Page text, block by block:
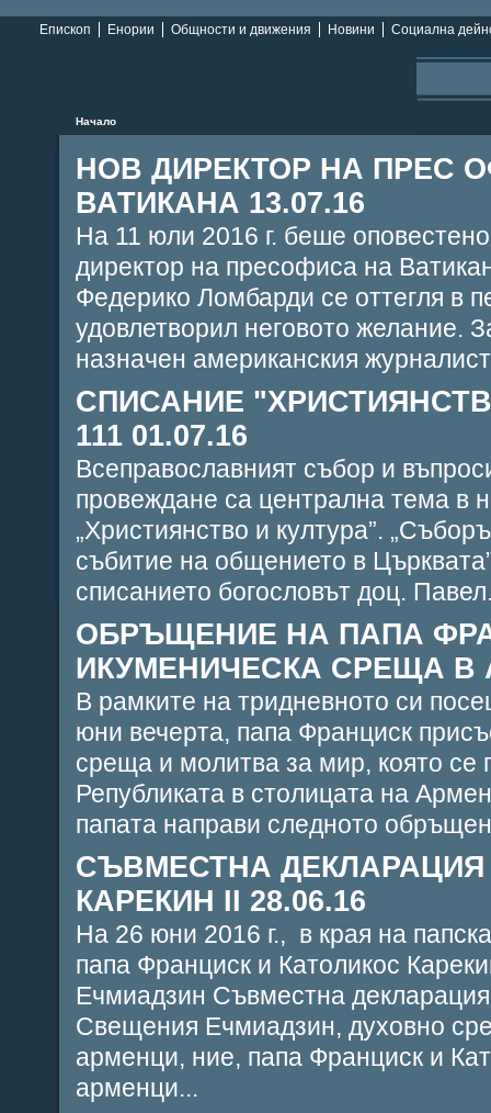
Епископ Енории Общности и движения Новини Социална
Начало
НОВ ДИРЕКТОР НА ПРЕС
ВАТИКАНА 13.07.16
На 11 юли 2016 г. беше
директор на пресофиса на
Федерико Ломбарди се оттегля в
удовлетворил неговото желание.
назначен американския
СПИСАНИЕ
111 01.07.16
Всеправославният събор и
провеждане са централна тема в
„Християнство и култура”.
събитие на общението в
списанието богословът доц.
ОБРЪЩЕНИЕ НА ПАПА
ИКУМЕНИЧЕСКА СРЕЩА В
В рамките на тридневното си
юни вечерта, папа Франциск
среща и молитва за мир, която
Републиката в столицата на
папата направи следното
СЪВМЕСТНА
КАРЕКИН II 28.06.16
На 26 юни 2016 г., в края на
папа Франциск и Католикос
Ечмиадзин Съвместна
Свещения Ечмиадзин, духовно
арменци, ние, папа Франциск и
арменци...